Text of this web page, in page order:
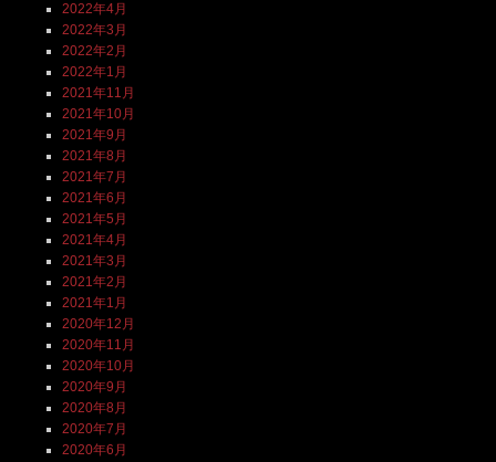
2022年4月
2022年3月
2022年2月
2022年1月
2021年11月
2021年10月
2021年9月
2021年8月
2021年7月
2021年6月
2021年5月
2021年4月
2021年3月
2021年2月
2021年1月
2020年12月
2020年11月
2020年10月
2020年9月
2020年8月
2020年7月
2020年6月